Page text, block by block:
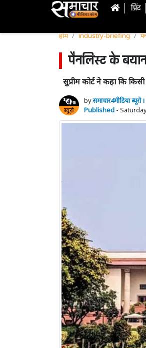
प्रिंट
होम industry-briefing
पैनलिस्ट के बयान
सुप्रीम कोर्ट ने कहा कि
byसमाचार4मीडिया ब्यूरो
Published -